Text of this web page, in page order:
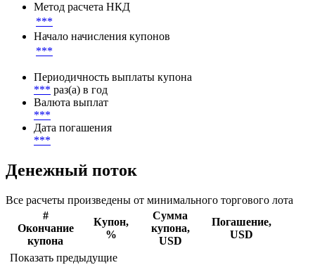
Метод расчета НКД
***
Начало начисления купонов
***
Периодичность выплаты купона
*** раз(а) в год
Валюта выплат
***
Дата погашения
***
Денежный поток
Все расчеты произведены от минимального торгового лота
#
Окончание
купона
Купон,
%
Сумма
купона,
USD
Погашение,
USD
Показать предыдущие